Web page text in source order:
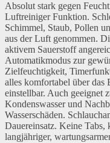
Absolut stark gegen
Luftreiniger Funktion.
Schimmel, Staub, Pollen
aus der Luft genommen.
aktivem Sauerstoff
Automatikmodus zur
Zielfeuchtigkeit,
alles komfortabel über das
einstellbar. Auch geeignet
Kondenswasser und
Wasserschäden.
Dauereinsatz. Keine Tabs,
langjähriger,